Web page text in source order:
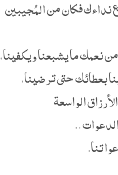
فكان من المُجيبين
نعمك ما يشبعنا ويكفينا،
بعطائك حتى ترضينا،
الواسعة
..